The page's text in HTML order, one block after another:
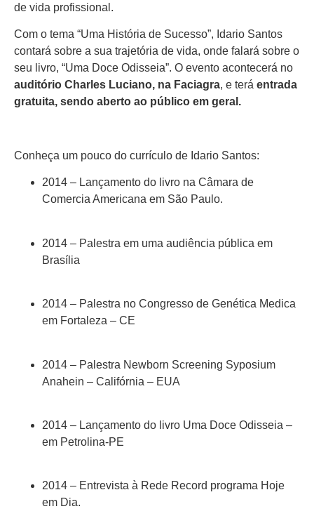
de vida profissional.
Com o tema “Uma História de Sucesso”, Idario Santos
contará sobre a sua trajetória de vida, onde falará sobre o
seu livro, “Uma Doce Odisseia”. O evento acontecerá no
auditório Charles Luciano, na Faciagra, e terá entrada
gratuita, sendo aberto ao público em geral.
Conheça um pouco do currículo de Idario Santos:
2014 – Lançamento do livro na Câmara de
Comercia Americana em São Paulo.
2014 – Palestra em uma audiência pública em
Brasília
2014 – Palestra no Congresso de Genética Medica
em Fortaleza – CE
2014 – Palestra Newborn Screening Syposium
Anahein – Califórnia – EUA
2014 – Lançamento do livro Uma Doce Odisseia –
em Petrolina-PE
2014 – Entrevista à Rede Record programa Hoje
em Dia.